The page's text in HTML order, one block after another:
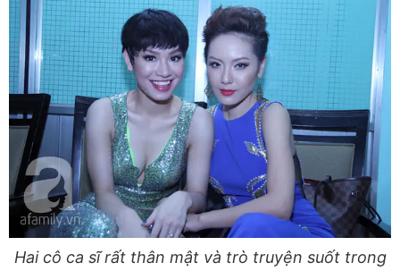
Hai cô ca sĩ rất thân mật và trò truyện suốt trong